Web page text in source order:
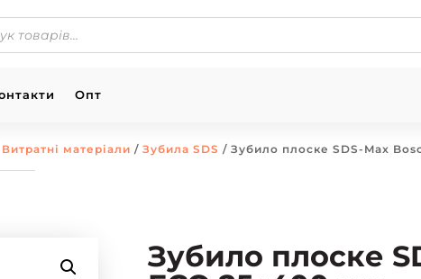
Опт
Витратні матеріали / Зубила SDS / Зубило плоске SDS-Max
Зубило плоске